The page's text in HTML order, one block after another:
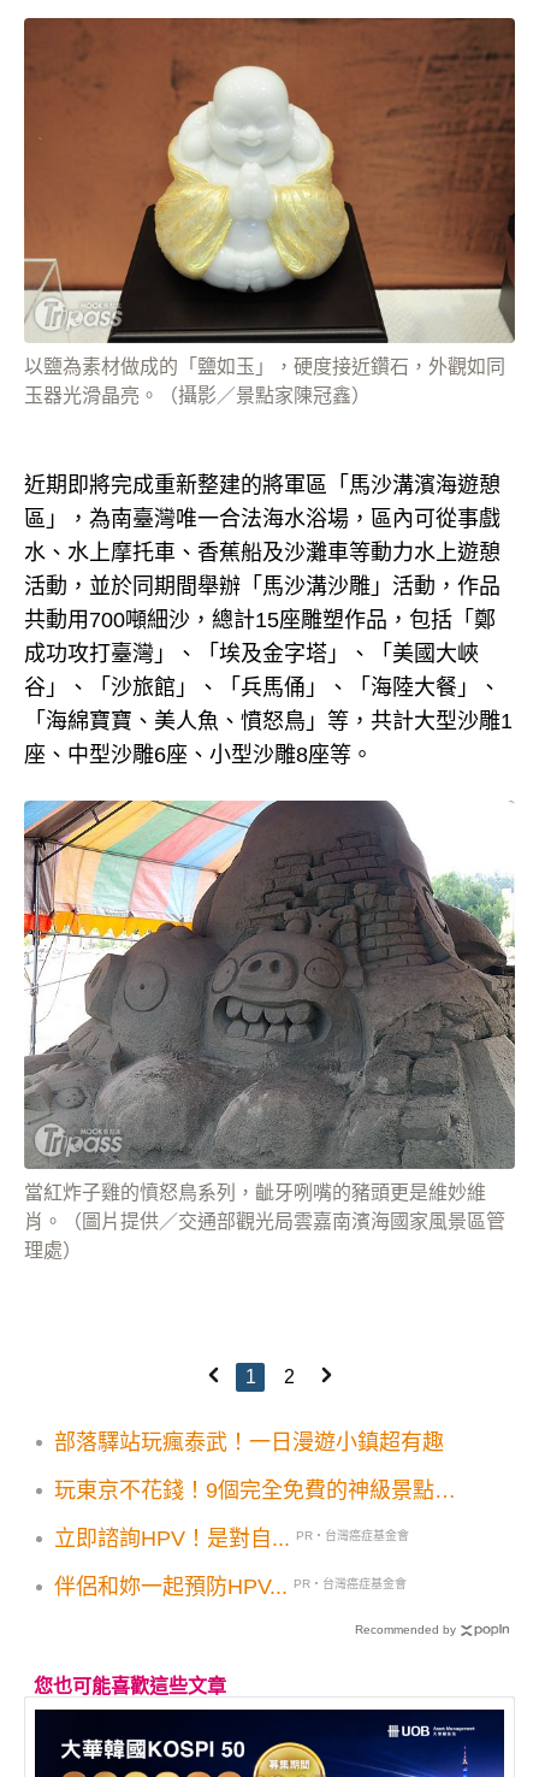
以鹽為素材做成的「鹽如玉」，硬度接近鑽石，外觀如同
玉器光滑晶亮。（攝影／景點家陳冠鑫）
近期即將完成重新整建的將軍區「馬沙溝濱海遊憩
區」，為南臺灣唯一合法海水浴場，區內可從事戲
水、水上摩托車、香蕉船及沙灘車等動力水上遊憩
活動，並於同期間舉辦「馬沙溝沙雕」活動，作品
共動用700噸細沙，總計15座雕塑作品，包括「鄭
成功攻打臺灣」、「埃及金字塔」、「美國大峽
谷」、「沙旅館」、「兵馬俑」、「海陸大餐」、
「海綿寶寶、美人魚、憤怒鳥」等，共計大型沙雕1
座、中型沙雕6座、小型沙雕8座等。
當紅炸子雞的憤怒鳥系列，齜牙咧嘴的豬頭更是維妙維
肖。（圖片提供／交通部觀光局雲嘉南濱海國家風景區管
理處）
1 2
部落驛站玩瘋泰武！一日漫遊小鎮超有趣
玩東京不花錢！9個完全免費的神級景點：
立即諮詢HPV！是對自...
PR・台灣癌症基金會
伴侶和妳一起預防HPV... PR・台灣癌症基金會
Recommended by
您也可能喜歡這些文章